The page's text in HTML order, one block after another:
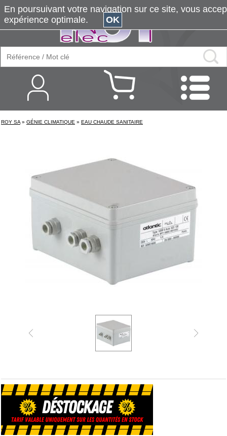
ROY SA » GÉNIE CLIMATIQUE » EAU CHAUDE SANITAIRE
En poursuivant votre navigation sur ce site, vous
expérience optimale.
OK